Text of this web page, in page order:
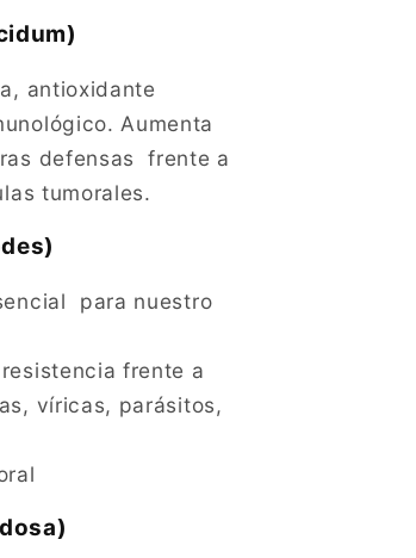
antioxidante
Aumenta
defensas frente a
tumorales.
para nuestro
frente a
víricas, parásitos,